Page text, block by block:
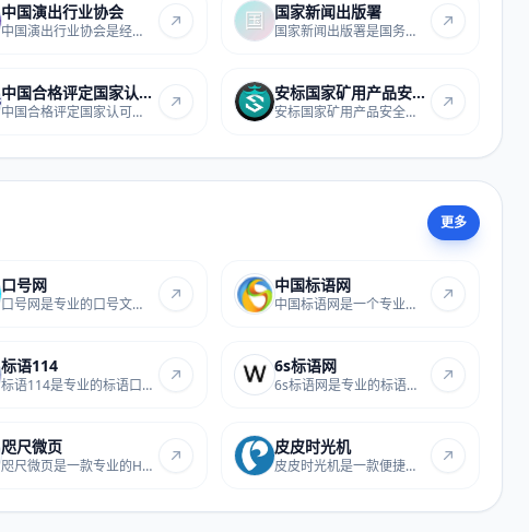
中国演出行业协会
中国演出行业协会是经民政部批准成立的全国性...
国家新闻出版署
国家新闻出版署是国务院主管新闻出版、电影、...
中国合格评定国家认可委员会
中国合格评定国家认可委员会官方站点，提供认...
安标国家矿用产品安全标志中心...
安标国家矿用产品安全标志中心是国内矿用产品...
更多
口号网
口号网是专业的口号文案站点，收录各类企业、...
中国标语网
中国标语网是一个专业的标语口号资源平台，提...
标语114
标语114是专业的标语口号资源平台，提供海量创...
6s标语网
6s标语网是专业的标语服务站点，提供各类企业...
咫尺微页
咫尺微页是一款专业的H5微场景在线制作工具，...
皮皮时光机
皮皮时光机是一款便捷的微博辅助工具，支持微...